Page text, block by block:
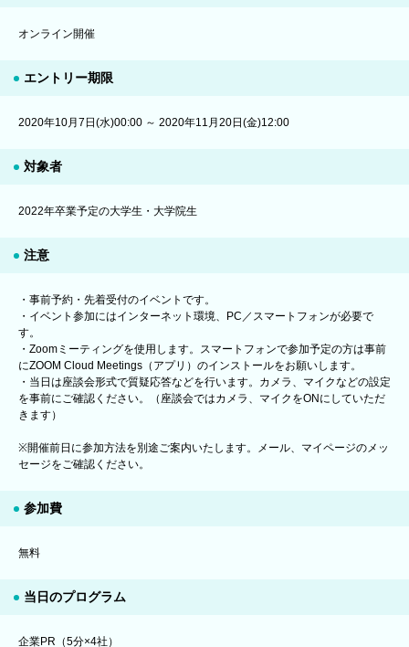
オンライン開催
エントリー期限
2020年10月7日(水)00:00 ～ 2020年11月20日(金)12:00
対象者
2022年卒業予定の大学生・大学院生
注意
・事前予約・先着受付のイベントです。
・イベント参加にはインターネット環境、PC／スマートフォンが必要で
す。
・Zoomミーティングを使用します。スマートフォンで参加予定の方は事前
にZOOM Cloud Meetings（アプリ）のインストールをお願いします。
・当日は座談会形式で質疑応答などを行います。カメラ、マイクなどの設定
を事前にご確認ください。（座談会ではカメラ、マイクをONにしていただ
きます）
※開催前日に参加方法を別途ご案内いたします。メール、マイページのメッ
セージをご確認ください。
参加費
無料
当日のプログラム
企業PR（5分×4社）